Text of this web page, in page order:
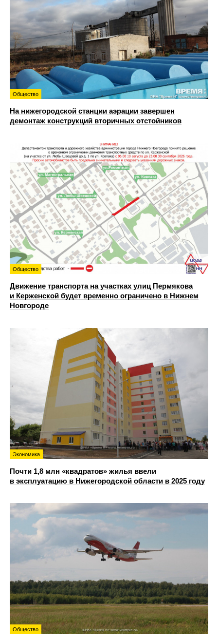
Общество
На нижегородской станции аэрации завершен
демонтаж конструкций вторичных отстойников
Общество
Движение транспорта на участках улиц Пермякова
и Керженской будет временно ограничено в Нижнем
Новгороде
Экономика
Почти 1,8 млн «квадратов» жилья ввели
в эксплуатацию в Нижегородской области в 2025 году
Общество